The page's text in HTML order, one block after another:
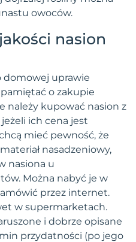
owoców.
nasion
domowej uprawie
o zakupie
należy kupować nasion z
ich cena jest
mieć pewność, że
nasadzeniowy,
nasiona u
Można nabyć je w
przez internet.
w supermarketach.
i dobrze opisane
przydatności (po jego